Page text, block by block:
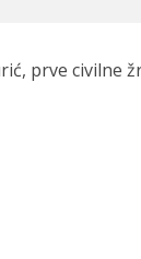
prve civilne